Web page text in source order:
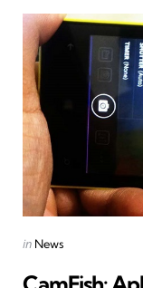
Posted
in News